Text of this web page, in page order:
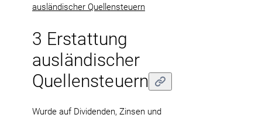
ausländischer Quellensteuern
3 Erstattung
ausländischer
Quellensteuern
Wurde auf Dividenden, Zinsen und